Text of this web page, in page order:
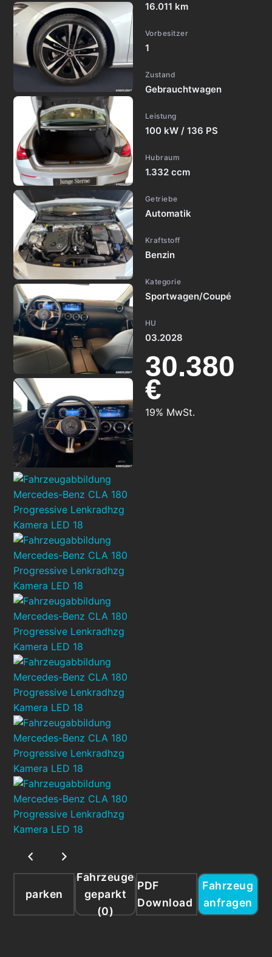
16.011 km
Vorbesitzer
1
Zustand
Gebrauchtwagen
Leistung
100 kW / 136 PS
Hubraum
1.332 ccm
Getriebe
Automatik
Kraftstoff
Benzin
Kategorie
Sportwagen/Coupé
HU
03.2028
30.380
€
19% MwSt.
parken
Fahrzeuge
geparkt
(0)
PDF
Download
Fahrzeug
anfragen